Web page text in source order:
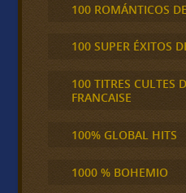
100 ROMÁNTICOS
100 SUPER ÉXITOS
100 TITRES CULTES
FRANCAISE
100% GLOBAL HITS
1000 % BOHEMIO